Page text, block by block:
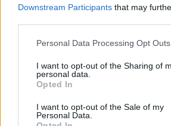
Downstream Participants that may
Personal Data Processing Opt Outs
I want to opt-out of the Sharing of
personal data.
Opted In
I want to opt-out of the Sale of my
Personal Data.
A republikánus párt képtelen volt
támogatást megszerezni saját
legújabb egészsgébiztosítási tervezet
nincs meg a megfelelő számú voks" -
Cassidy szenátor, a tervezet egyik